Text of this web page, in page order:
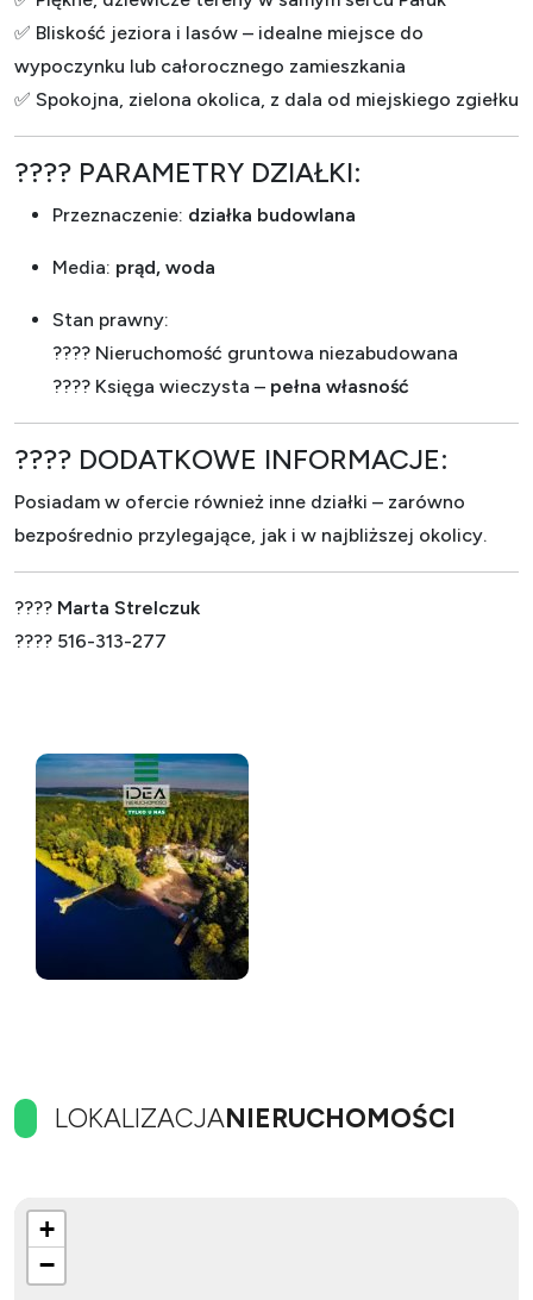
✅ Bliskość jeziora i lasów – idealne miejsce do
wypoczynku lub całorocznego zamieszkania
✅ Spokojna, zielona okolica, z dala od miejskiego zgiełku
???? PARAMETRY DZIAŁKI:
Przeznaczenie: działka budowlana
Media: prąd, woda
Stan prawny:
???? Nieruchomość gruntowa niezabudowana
???? Księga wieczysta – pełna własność
???? DODATKOWE INFORMACJE:
Posiadam w ofercie również inne działki – zarówno
bezpośrednio przylegające, jak i w najbliższej okolicy.
???? Marta Strelczuk
???? 516-313-277
LOKALIZACJANIERUCHOMOŚCI
+
−